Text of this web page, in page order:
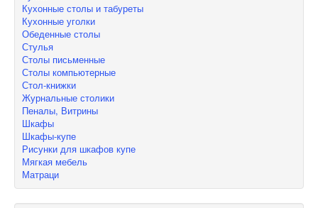
Кухонные столы и табуреты
Кухонные уголки
Обеденные столы
Стулья
Столы письменные
Столы компьютерные
Стол-книжки
Журнальные столики
Пеналы, Витрины
Шкафы
Шкафы-купе
Рисунки для шкафов купе
Мягкая мебель
Матраци